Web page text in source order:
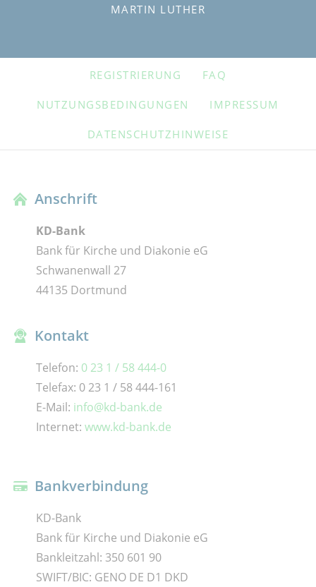
MARTIN LUTHER
NAVIGATION
REGISTRIERUNG FAQ
NUTZUNGSBEDINGUNGEN IMPRESSUM
DATENSCHUTZHINWEISE
Anschrift
KD-Bank
Bank für Kirche und Diakonie eG
Schwanenwall 27
44135 Dortmund
Kontakt
Telefon: 0 23 1 / 58 444-0
Telefax: 0 23 1 / 58 444-161
E-Mail: info@kd-bank.de
Internet: www.kd-bank.de
Bankverbindung
KD-Bank
Bank für Kirche und Diakonie eG
Bankleitzahl: 350 601 90
SWIFT/BIC: GENO DE D1 DKD